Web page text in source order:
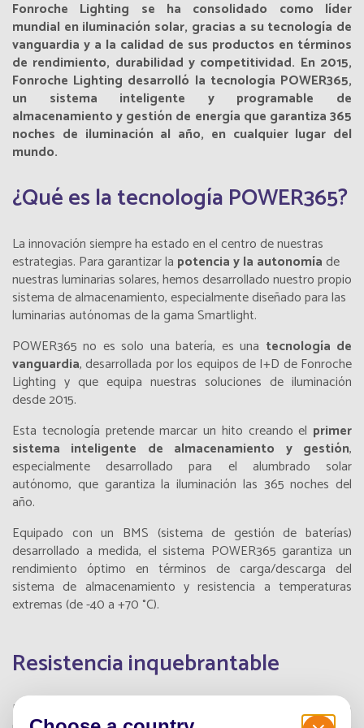
Fonroche Lighting se ha consolidado como líder
mundial en iluminación solar, gracias a su tecnología de
vanguardia y a la calidad de sus productos en términos
de rendimiento, durabilidad y competitividad. En 2015,
Fonroche Lighting desarrolló la tecnología POWER365,
un sistema inteligente y programable de
almacenamiento y gestión de energía que garantiza 365
noches de iluminación al año, en cualquier lugar del
mundo.
¿Qué es la tecnología POWER365?
La innovación siempre ha estado en el centro de nuestras
estrategias. Para garantizar la potencia y la autonomíade
nuestras luminarias solares, hemos desarrollado nuestro propio
sistema de almacenamiento, especialmente diseñado para las
luminarias autónomas de la gama Smartlight.
POWER365 no es solo una batería, es una tecnología de
vanguardia, desarrollada por los equipos de I+D de Fonroche
Lighting y que equipa nuestras soluciones de iluminación
desde 2015.
Esta tecnología pretende marcar un hito creando el primer
sistema inteligente de almacenamiento y gestión,
especialmente desarrollado para el alumbrado solar
autónomo, que garantiza la iluminación las 365 noches del
año.
Equipado con un BMS (sistema de gestión de baterías)
desarrollado a medida, el sistema POWER365 garantiza un
rendimiento óptimo en términos de carga/descarga del
sistema de almacenamiento y resistencia a temperaturas
extremas (de -40 a +70 °C).
Resistencia inquebrantable
Robusta y duradera, la tecnología de batería elegida, tiene la